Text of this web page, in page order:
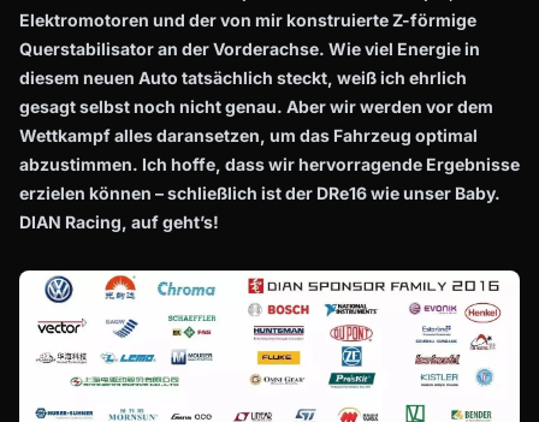
Elektromotoren und der von mir konstruierte Z-förmige
Querstabilisator an der Vorderachse. Wie viel Energie in
diesem neuen Auto tatsächlich steckt, weiß ich ehrlich
gesagt selbst noch nicht genau. Aber wir werden vor dem
Wettkampf alles daransetzen, um das Fahrzeug optimal
abzustimmen. Ich hoffe, dass wir hervorragende Ergebnisse
erzielen können – schließlich ist der DRe16 wie unser Baby.
DIAN Racing, auf geht’s!